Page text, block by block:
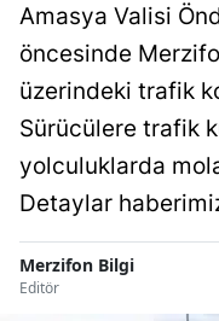
Amasya Valisi
öncesinde
üzerindeki trafik
Sürücülere trafik
yolculuklarda
Detaylar
Merzifon Bilgi
Editör